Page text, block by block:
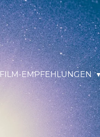
FILM-EMPFEHLUNGEN